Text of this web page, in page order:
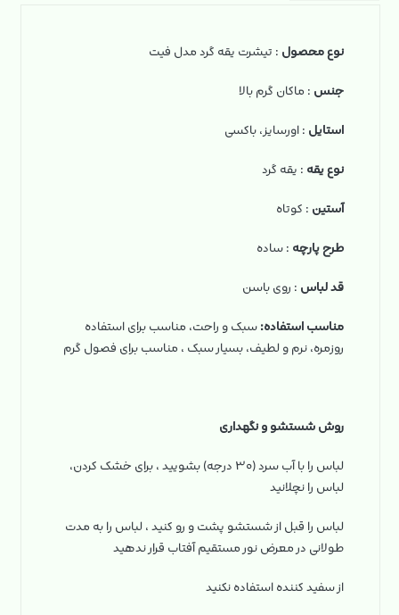
نوع محصول : تیشرت یقه گرد مدل فیت
جنس : ماکان گرم بالا
استایل : اورسایز، باکسی
نوع یقه : یقه گرد
آستین : کوتاه
طرح پارچه : ساده
قد لباس : روی باسن
مناسب استفاده:سبک و راحت، مناسب برای استفاده
روزمره، نرم و لطیف، بسیار سبک ، مناسب برای فصول گرم
روش شستشو و نگهداری
لباس را با آب سرد (۳۰ درجه) بشویید ، برای خشک کردن،
لباس را نچلانید
لباس را قبل از شستشو پشت و رو کنید ، لباس را به مدت
طولانی در معرض نور مستقیم آفتاب قرار ندهید
از سفید کننده استفاده نکنید